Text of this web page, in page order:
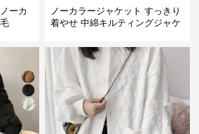
ーカ
ノーカラージャケット すっきり
着やせ 中綿キルティングジャケ